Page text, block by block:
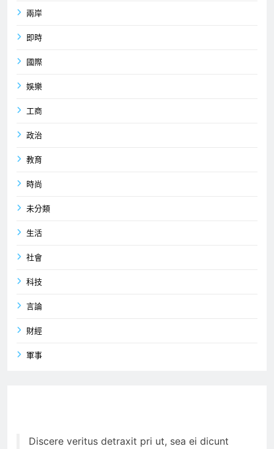
兩岸
即時
國際
娛樂
工商
政治
教育
時尚
未分類
生活
社會
科技
言論
財經
軍事
Discere veritus detraxit pri ut, sea ei dicunt